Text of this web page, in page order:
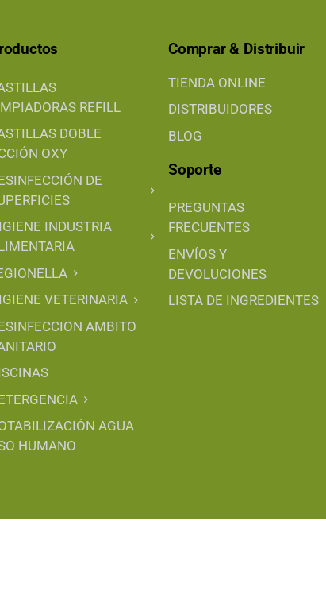
REFILL
DOBLE
OXY
DE
INDUSTRIA
VETERINARIA
AMBITO
AGUA
HUMANO
Comprar & Distribuir
TIENDA ONLINE
DISTRIBUIDORES
BLOG
Soporte
PREGUNTAS
FRECUENTES
ENVÍOS Y
DEVOLUCIONES
LISTA DE INGREDIENTES